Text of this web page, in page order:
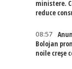
ministere.
reduce
08:57
Bolojan
noile creșe